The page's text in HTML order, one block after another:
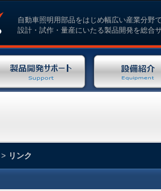
自動車照明用部品をはじめ幅広い産業分野
設計・試作・量産にいたる製品開発を総合
> リンク